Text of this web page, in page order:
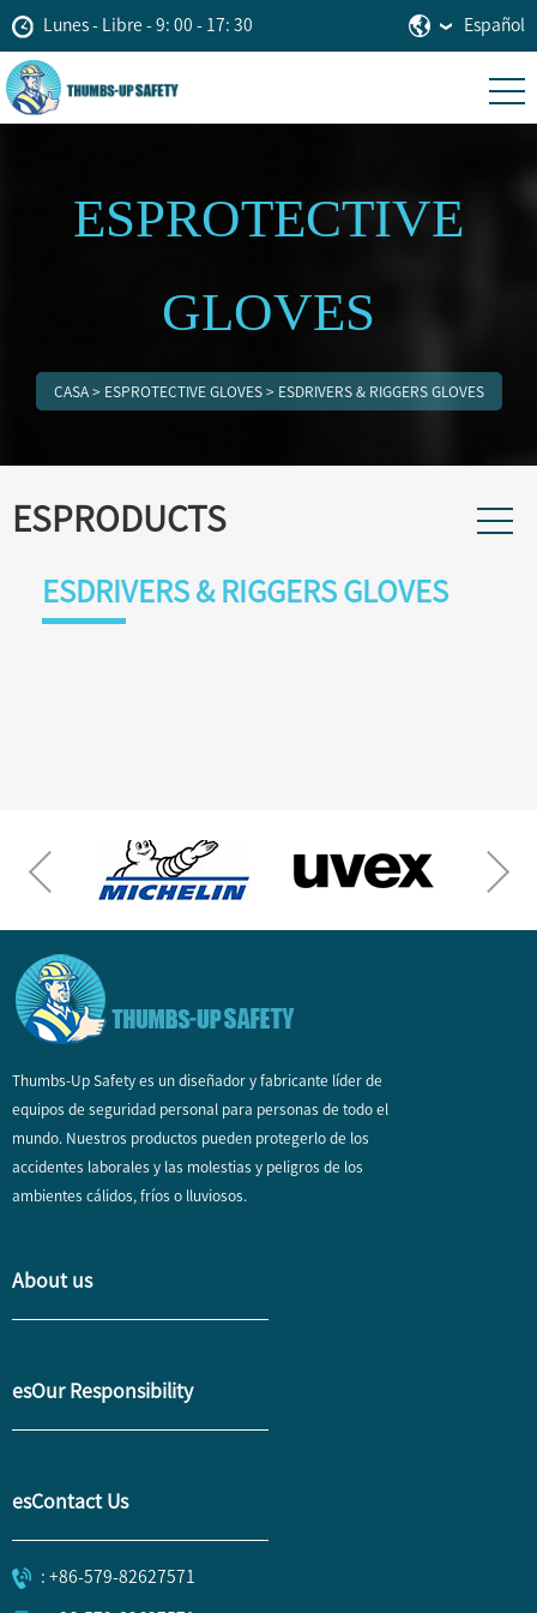
Lunes - Libre - 9: 00 - 17: 30 Español
ESPROTECTIVE
GLOVES
CASA> ESPROTECTIVE GLOVES> ESDRIVERS & RIGGERS GLOVES
ESPRODUCTS
ESDRIVERS & RIGGERS GLOVES
Thumbs-Up Safety es un diseñador y fabricante líder de
equipos de seguridad personal para personas de todo el
mundo. Nuestros productos pueden protegerlo de los
accidentes laborales y las molestias y peligros de los
ambientes cálidos, fríos o lluviosos.
About us
esOur Responsibility
esContact Us
: +86-579-82627571